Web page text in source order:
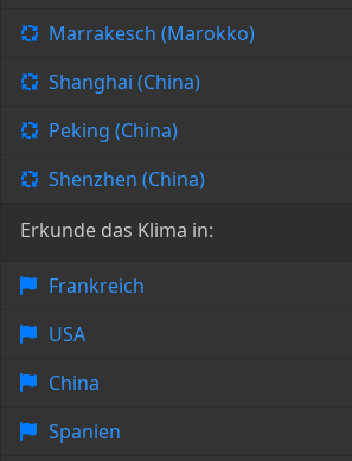
Marrakesch (Marokko)
Shanghai (China)
Peking (China)
Shenzhen (China)
Erkunde das Klima in:
Frankreich
USA
China
Spanien